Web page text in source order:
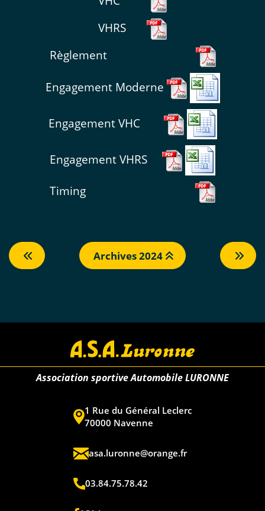
VHRS
Règlement
Engagement Moderne
Engagement VHC
Engagement VHRS
Timing
Archives 2024
Association sportive Automobile LURONNE
1 Rue du Général Leclerc
70000 Navenne
asa.luronne@orange.fr
03.84.75.78.42